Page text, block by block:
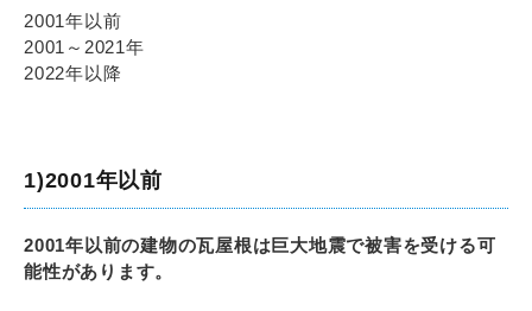
2001年以前
2001～2021年
2022年以降
1)2001年以前
2001年以前の建物の瓦屋根は巨大地震で被害を受ける可
能性があります。